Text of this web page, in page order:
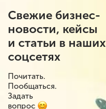
Свежие бизнес-
новости, кейсы
и статьи в наших
соцсетях
Почитать.
Пообщаться.
Задать
вопрос